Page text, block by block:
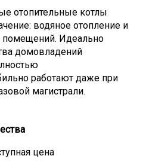
отопительные котлы
водяное отопление и
помещений. Идеально
домовладений
работают даже при
магистрали.
цена